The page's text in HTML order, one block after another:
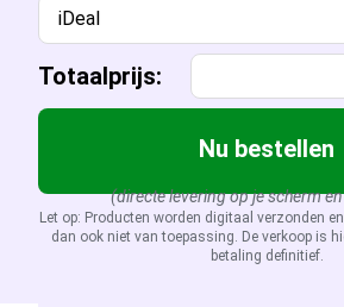
iDeal
Totaalprijs:
Nu bestellen
(directe levering op je scherm
Let op: Producten worden digitaal verzonden
dan ook niet van toepassing. De verkoop is
betaling definitief.